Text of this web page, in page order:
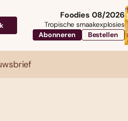
Foodies 08/2026
Tropische smaakexplosies
Abonneren
Bestellen